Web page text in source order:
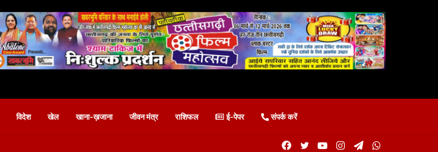
विदेश खेल खाना-ख़जाना जीवन मंत्र राशिफल ई-पेपर संपर्क करें
Telegram
Instagram
YouTube
Twitter
Facebook